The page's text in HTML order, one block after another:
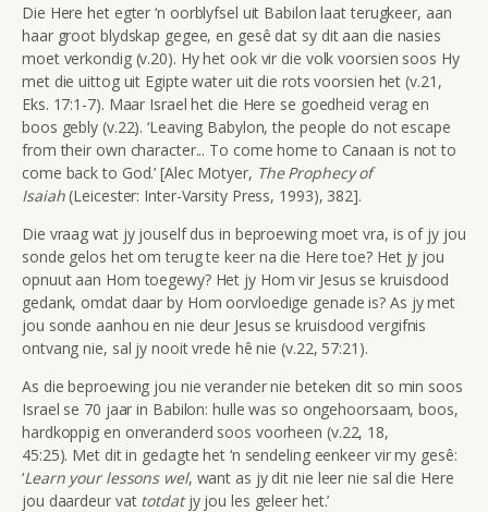
Die Here het egter ‘n oorblyfsel uit Babilon laat terugkeer, aan
haar groot blydskap gegee, en gesê dat sy dit aan die nasies
moet verkondig (v.20). Hy het ook vir die volk voorsien soos Hy
met die uittog uit Egipte water uit die rots voorsien het (v.21,
Eks. 17:1-7). Maar Israel het die Here se goedheid verag en
boos gebly (v.22). ‘Leaving Babylon, the people do not escape
from their own character... To come home to Canaan is not to
come back to God.’ [Alec Motyer, The Prophecy of
Isaiah(Leicester: Inter-Varsity Press, 1993), 382].
Die vraag wat jy jouself dus in beproewing moet vra, is of jy jou
sonde gelos het om terug te keer na die Here toe? Het jy jou
opnuut aan Hom toegewy? Het jy Hom vir Jesus se kruisdood
gedank, omdat daar by Hom oorvloedige genade is? As jy met
jou sonde aanhou en nie deur Jesus se kruisdood vergifnis
ontvang nie, sal jy nooit vrede hê nie (v.22, 57:21).
As die beproewing jou nie verander nie beteken dit so min soos
Israel se 70 jaar in Babilon: hulle was so ongehoorsaam, boos,
hardkoppig en onveranderd soos voorheen (v.22, 18,
45:25). Met dit in gedagte het ‘n sendeling eenkeer vir my gesê:
‘Learn your lessons wel, want as jy dit nie leer nie sal die Here
jou daardeur vat totdatjy jou les geleer het.’